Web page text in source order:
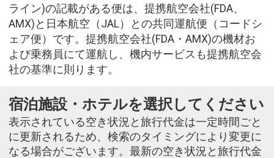
ライン)の記載がある便は、提携航空会社(FDA、
AMX)と日本航空（JAL）との共同運航便（コードシ
ェア便）です。提携航空会社(FDA・AMX)の機材お
よび乗務員にて運航し、機内サービスも提携航空会
社の基準に則ります。
宿泊施設・ホテルを選択してください
表示されている空き状況と旅行代金は一定時間ごと
に更新されるため、検索のタイミングにより変更に
なる場合がございます。最新の空き状況と旅行代金